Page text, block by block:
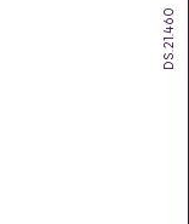
DS.21.460